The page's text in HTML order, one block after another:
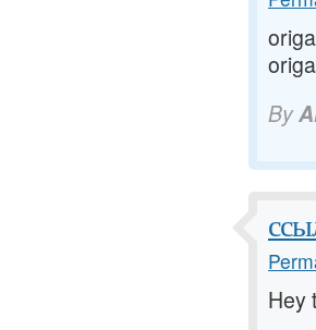
By
Hey